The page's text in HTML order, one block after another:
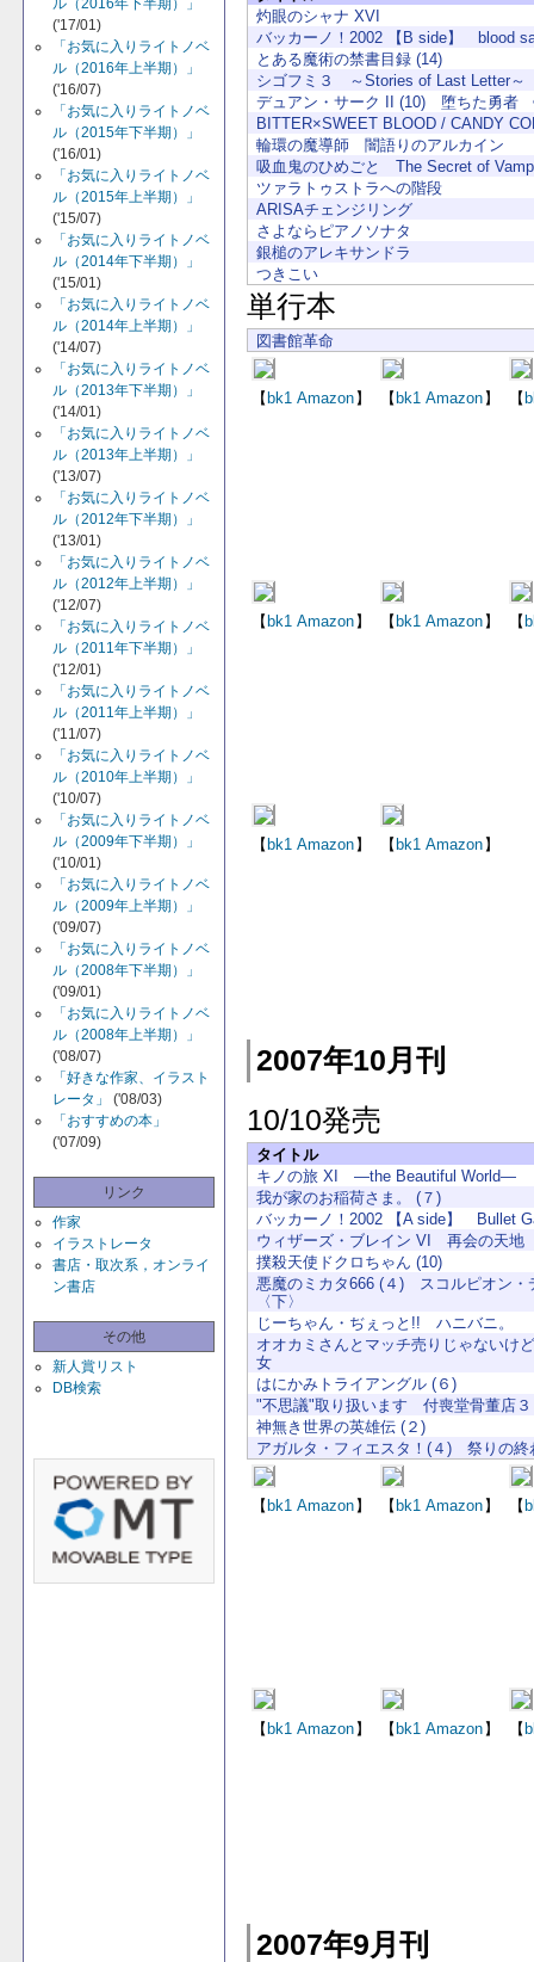
ル（2016年下半期）」
('17/01)
「お気に入りライトノベ
ル（2016年上半期）」
('16/07)
「お気に入りライトノベ
ル（2015年下半期）」
('16/01)
「お気に入りライトノベ
ル（2015年上半期）」
('15/07)
「お気に入りライトノベ
ル（2014年下半期）」
('15/01)
「お気に入りライトノベ
ル（2014年上半期）」
('14/07)
「お気に入りライトノベ
ル（2013年下半期）」
('14/01)
「お気に入りライトノベ
ル（2013年上半期）」
('13/07)
「お気に入りライトノベ
ル（2012年下半期）」
('13/01)
「お気に入りライトノベ
ル（2012年上半期）」
('12/07)
「お気に入りライトノベ
ル（2011年下半期）」
('12/01)
「お気に入りライトノベ
ル（2011年上半期）」
('11/07)
「お気に入りライトノベ
ル（2010年上半期）」
('10/07)
「お気に入りライトノベ
ル（2009年下半期）」
('10/01)
「お気に入りライトノベ
ル（2009年上半期）」
('09/07)
「お気に入りライトノベ
ル（2008年下半期）」
('09/01)
「お気に入りライトノベ
ル（2008年上半期）」
('08/07)
「好きな作家、イラスト
レータ」
('08/03)
「おすすめの本」
('07/09)
リンク
作家
イラストレータ
書店・取次系，オンライ
ン書店
その他
新人賞リスト
DB検索
灼眼のシャナ XVI
バッカーノ！2002 【B side】 blood
とある魔術の禁書目録 (14)
シゴフミ３ ～Stories of Last Letter～
デュアン・サーク II (10) 堕ちた勇者
BITTER×SWEET BLOOD / CANDY
輪環の魔導師 闇語りのアルカイン
吸血鬼のひめごと The Secret of
ツァラトゥストラへの階段
ARISAチェンジリング
さよならピアノソナタ
銀槌のアレキサンドラ
つきこい
単行本
図書館革命
【 bk1 Amazon 】 【 bk1 Amazon 】 【
【 bk1 Amazon 】 【 bk1 Amazon 】 【
【 bk1 Amazon 】 【 bk1 Amazon 】
2007年10月刊
10/10発売
タイトル
キノの旅 XI ―the Beautiful World―
我が家のお稲荷さま。 (７)
バッカーノ！2002 【A side】 Bullet
ウィザーズ・ブレイン VI 再会の天地
撲殺天使ドクロちゃん (10)
悪魔のミカタ666 (４) スコルピオン・
〈下〉
じーちゃん・ぢぇっと!! ハニバニ。
オオカミさんとマッチ売りじゃないけ
女
はにかみトライアングル (６)
"不思議"取り扱います 付喪堂骨董店３
神無き世界の英雄伝 (２)
アガルタ・フィエスタ！(４) 祭りの終
【bk1 Amazon】 【bk1 Amazon】 【
【bk1 Amazon】 【bk1 Amazon】 【
2007年9月刊